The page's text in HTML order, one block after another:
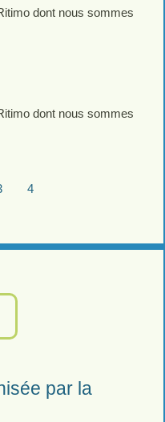
par la
dont nous sommes
dont nous sommes
4